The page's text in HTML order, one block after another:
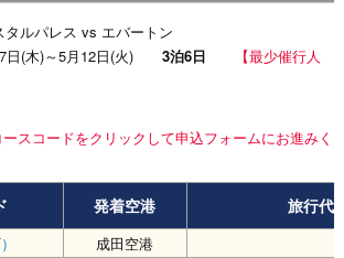
ルパレス vs エバートン
7日(木)～5月12日(火) 3泊6日
【最少催行人
スコードをクリックして申込フォームにお進みく
発着空港 旅行代
成田空港